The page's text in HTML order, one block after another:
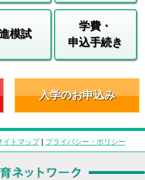
模試
学費・
申込手続き
入学のお申込み
イトマップ| プライバシー・ポリシー